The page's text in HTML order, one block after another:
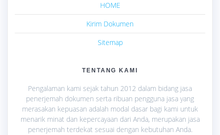
HOME
Kirim Dokumen
Sitemap
TENTANG KAMI
Pengalaman kami sejak tahun 2012 dalam bidang jasa
penerjemah dokumen serta ribuan pengguna jasa yang
merasakan kepuasan adalah modal dasar bagi kami untuk
menarik minat dan kepercayaan dari Anda, merupakan jasa
penerjemah terdekat sesuai dengan kebutuhan Anda.